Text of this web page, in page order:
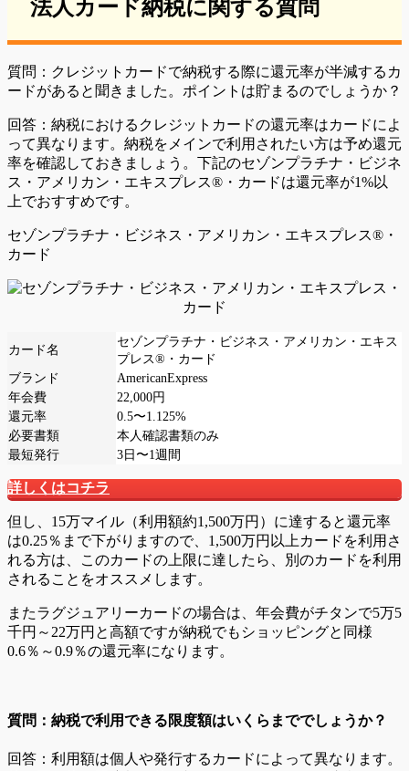
法人カード納税に関する質問
質問：クレジットカードで納税する際に還元率が半減するカ
ードがあると聞きました。ポイントは貯まるのでしょうか？
回答：納税におけるクレジットカードの還元率はカードによ
って異なります。納税をメインで利用されたい方は予め還元
率を確認しておきましょう。下記のセゾンプラチナ・ビジネ
ス・アメリカン・エキスプレス®・カードは還元率が1%以
上でおすすめです。
セゾンプラチナ・ビジネス・アメリカン・エキスプレス®・
カード
カード名
セゾンプラチナ・ビジネス・アメリカン・エキス
プレス®・カード
ブランド
AmericanExpress
年会費
22,000円
還元率
0.5〜1.125%
必要書類
本人確認書類のみ
最短発行
3日〜1週間
詳しくはコチラ
但し、15万マイル（利用額約1,500万円）に達すると還元率
は0.25％まで下がりますので、1,500万円以上カードを利用さ
れる方は、このカードの上限に達したら、別のカードを利用
されることをオススメします。
またラグジュアリーカードの場合は、年会費がチタンで5万5
千円～22万円と高額ですが納税でもショッピングと同様
0.6％～0.9％の還元率になります。
質問：納税で利用できる限度額はいくらまででしょうか？
回答： 利用額は個人や発行するカードによって異なります。